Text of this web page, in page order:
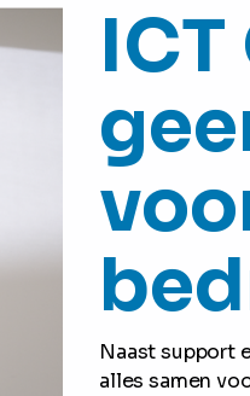
Naast support
alles samen